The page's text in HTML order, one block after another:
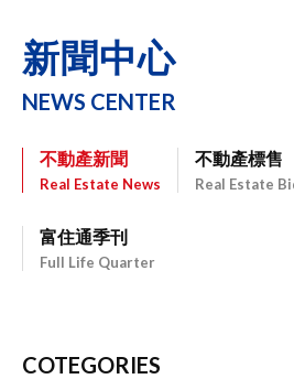
新聞中心
NEWS CENTER
不動產新聞
Real Estate News
不動產標售
Real Estate
富住通季刊
Full Life Quarter
COTEGORIES